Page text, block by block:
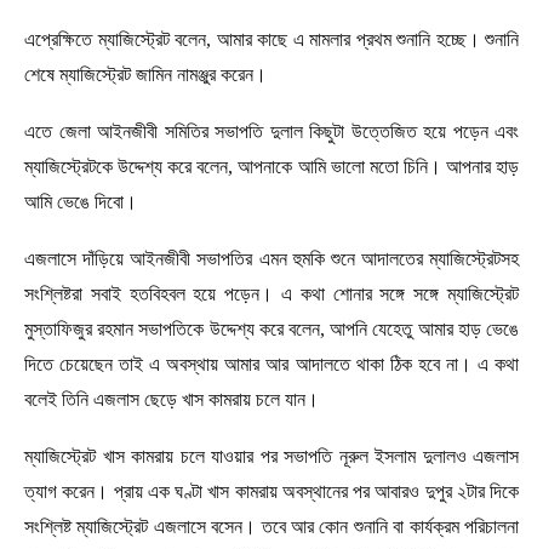
এপ্রেক্ষিতে ম্যাজিস্ট্রেট বলেন, আমার কাছে এ মামলার প্রথম শুনানি হচ্ছে। শুনানি
শেষে ম্যাজিস্ট্রেট জামিন নামঞ্জুর করেন।
এতে জেলা আইনজীবী সমিতির সভাপতি দুলাল কিছুটা উত্তেজিত হয়ে পড়েন এবং
ম্যাজিস্ট্রেটকে উদ্দেশ্য করে বলেন, আপনাকে আমি ভালো মতো চিনি। আপনার হাড়
আমি ভেঙে দিবো।
এজলাসে দাঁড়িয়ে আইনজীবী সভাপতির এমন হুমকি শুনে আদালতের ম্যাজিস্ট্রেটসহ
সংশ্লিষ্টরা সবাই হতবিহবল হয়ে পড়েন। এ কথা শোনার সঙ্গে সঙ্গে ম্যাজিস্ট্রেট
মুস্তাফিজুর রহমান সভাপতিকে উদ্দেশ্য করে বলেন, আপনি যেহেতু আমার হাড় ভেঙে
দিতে চেয়েছেন তাই এ অবস্থায় আমার আর আদালতে থাকা ঠিক হবে না। এ কথা
বলেই তিনি এজলাস ছেড়ে খাস কামরায় চলে যান।
ম্যাজিস্ট্রেট খাস কামরায় চলে যাওয়ার পর সভাপতি নূরুল ইসলাম দুলালও এজলাস
ত্যাগ করেন। প্রায় এক ঘণ্টা খাস কামরায় অবস্থানের পর আবারও দুপুর ২টার দিকে
সংশ্লিষ্ট ম্যাজিস্ট্রেট এজলাসে বসেন। তবে আর কোন শুনানি বা কার্যক্রম পরিচালনা